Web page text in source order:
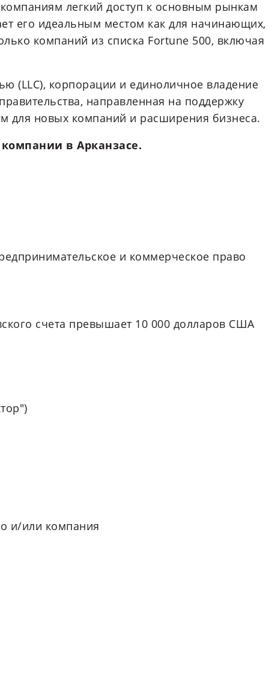
легкий доступ к основным рынкам
его идеальным местом как для начинающих,
компаний из списка Fortune 500, включая
(LLC), корпорации и единоличное владение
направленная на поддержку
для новых компаний и расширения бизнеса.
в Арканзасе.
и коммерческое право
счета превышает 10 000 долларов США
и/или компания